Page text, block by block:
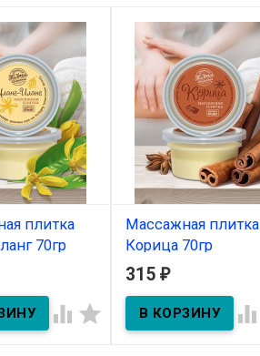
плитка
70гр
маслами
и лайма 
Массажная плитка
Корица 70гр
В наличии
с эфирными маслами
корицы и апельсина
315 ₽
